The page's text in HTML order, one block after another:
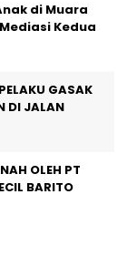
di Muara
Kedua
GASAK
DI JALAN
OLEH PT
BARITO